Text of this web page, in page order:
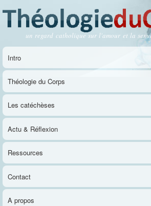
contenu
principal
Théologie du Corps
un regard catholique sur l'amour et la
Menu principal
Intro
Théologie du Corps
Les catéchèses
Actu & Réflexion
Ressources
Contact
A propos